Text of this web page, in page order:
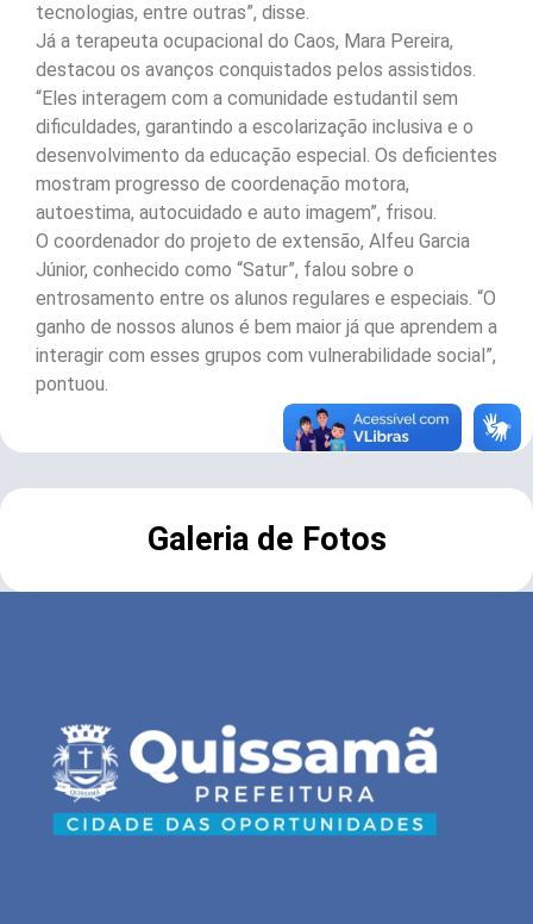
tecnologias, entre outras”, disse.
Já a terapeuta ocupacional do Caos, Mara Pereira,
destacou os avanços conquistados pelos assistidos.
“Eles interagem com a comunidade estudantil sem
dificuldades, garantindo a escolarização inclusiva e o
desenvolvimento da educação especial. Os deficientes
mostram progresso de coordenação motora,
autoestima, autocuidado e auto imagem”, frisou.
O coordenador do projeto de extensão, Alfeu Garcia
Júnior, conhecido como “Satur”, falou sobre o
entrosamento entre os alunos regulares e especiais. “O
ganho de nossos alunos é bem maior já que aprendem a
interagir com esses grupos com vulnerabilidade social”,
pontuou.
Galeria de Fotos